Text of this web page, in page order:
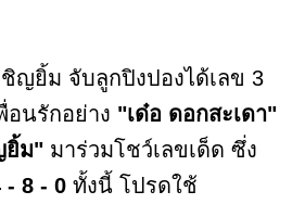
ญยิ้ม จับลูกปิงปองได้เลข 3
อนรักอย่าง "เด๋อ ดอกสะเดา"
ยิ้ม" มาร่วมโชว์เลขเด็ด ซึ่ง
- 8 - 0 ทั้งนี้ โปรดใช้